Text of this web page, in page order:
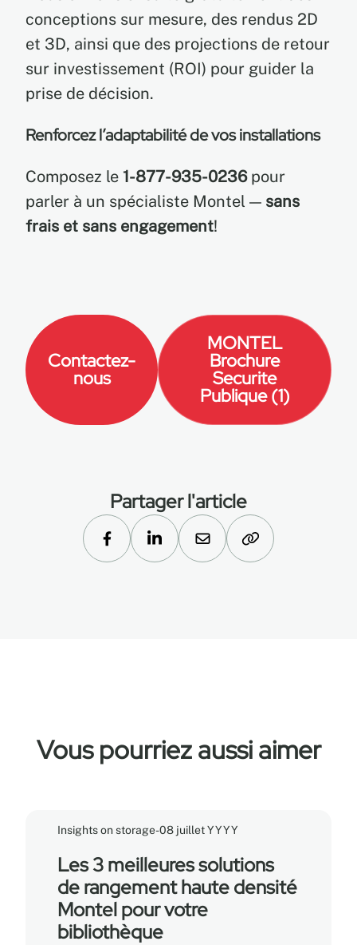
conceptions sur mesure, des rendus 2D
et 3D, ainsi que des projections de retour
sur investissement (ROI) pour guider la
prise de décision.
Renforcez l’adaptabilité de vos installations
Composez le 1-877-935-0236pour
parler à un spécialiste Montel — sans
frais et sans engagement!
Contactez-
nous
MONTEL
Brochure
Securite
Publique (1)
Partager l'article
Vous pourriez aussi aimer
Insights on storage-08 juillet YYYY
Les 3 meilleures solutions
de rangement haute densité
Montel pour votre
bibliothèque